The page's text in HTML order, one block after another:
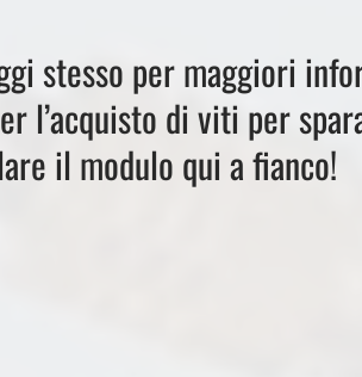
stesso per maggiori
l’acquisto di viti per
il modulo qui a fianco!